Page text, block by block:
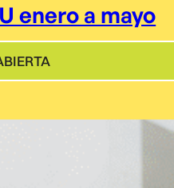
enero a mayo